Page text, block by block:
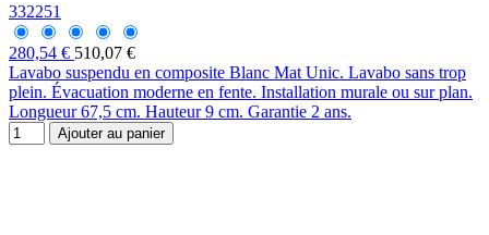
332251
280,54 € 510,07 €
Lavabo suspendu en composite Blanc Mat Unic. Lavabo sans trop
plein. Évacuation moderne en fente. Installation murale ou sur plan.
Longueur 67,5 cm. Hauteur 9 cm. Garantie 2 ans.
Ajouter au panier